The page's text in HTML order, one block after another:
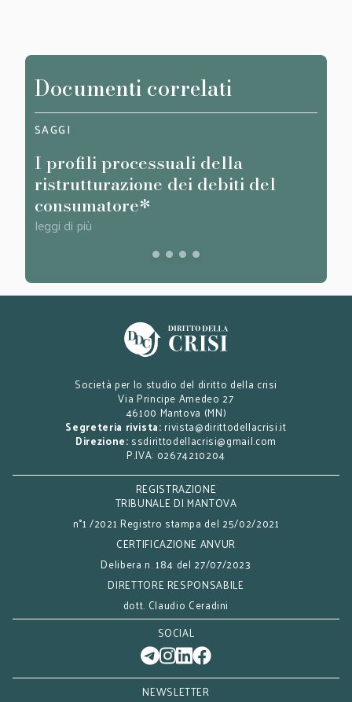
Documenti correlati
SAGGI
I profili processuali della
ristrutturazione dei debiti del
consumatore*
leggi di più
Società per lo studio del diritto della crisi
Via Principe Amedeo 27
46100 Mantova (MN)
Segreteria rivista: rivista@dirittodellacrisi.it
Direzione: ssdirittodellacrisi@gmail.com
P.IVA: 02674210204
REGISTRAZIONE
TRIBUNALE DI MANTOVA
n°1 /2021 Registro stampa del 25/02/2021
CERTIFICAZIONE ANVUR
Delibera n. 184 del 27/07/2023
DIRETTORE RESPONSABILE
dott. Claudio Ceradini
SOCIAL
NEWSLETTER